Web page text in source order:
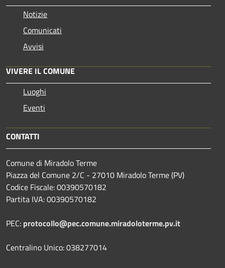
Notizie
Comunicati
Avvisi
VIVERE IL COMUNE
Luoghi
Eventi
CONTATTI
Comune di Miradolo Terme
Piazza del Comune 2/C - 27010 Miradolo Terme (PV)
Codice Fiscale: 00390570182
Partita IVA: 00390570182
PEC: protocollo@pec.comune.miradoloterme.pv.it
Centralino Unico: 038277014